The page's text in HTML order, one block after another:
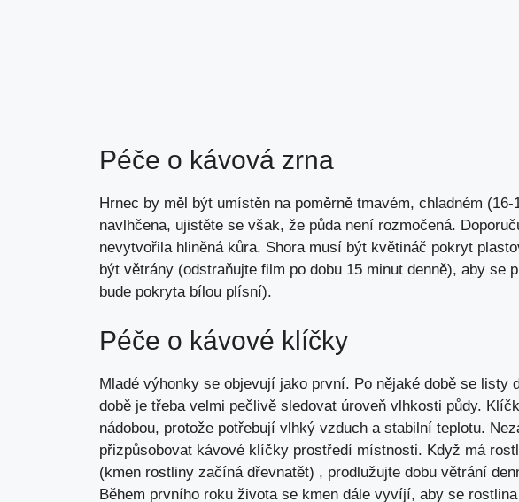
Péče o kávová zrna
Hrnec by měl být umístěn na poměrně tmavém, chladném
navlhčena, ujistěte se však, že půda není rozmočená.
nevytvořila hliněná kůra. Shora musí být květináč pokryt
být větrány (odstraňujte film po dobu 15 minut denně), aby se
bude pokryta bílou plísní).
Péče o kávové klíčky
Mladé výhonky se objevují jako první. Po nějaké době se
době je třeba velmi pečlivě sledovat úroveň vlhkosti půdy.
nádobou, protože potřebují vlhký vzduch a stabilní teplotu.
přizpůsobovat kávové klíčky prostředí místnosti. Když má
(kmen rostliny začíná dřevnatět) , prodlužujte dobu větrání
Během prvního roku života se kmen dále vyvíjí, aby se